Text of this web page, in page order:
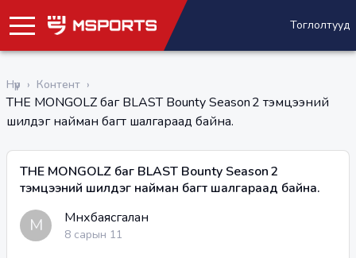
Тоглолтууд
Нүүр › Контент ›
THE MONGOLZ баг BLAST Bounty Season 2 тэмцээний
шилдэг найман багт шалгараад байна.
THE MONGOLZ баг BLAST Bounty Season 2
тэмцээний шилдэг найман багт шалгараад байна.
М Мөнхбаясгалан
8 сарын 11